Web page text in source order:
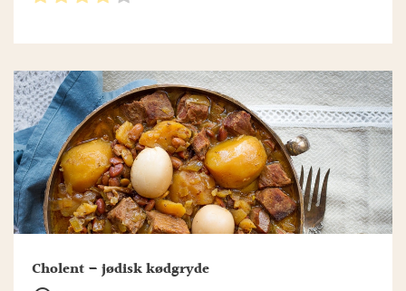
Cholent – jødisk kødgryde